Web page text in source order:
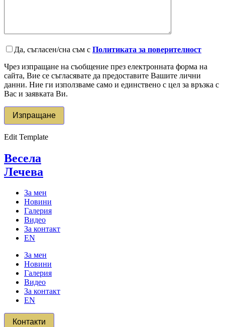
Да, съгласен/сна съм с Политиката за поверителност
Чрез изпращане на съобщение през електронната форма на
сайта, Вие се съгласявате да предоставите Вашите лични
данни. Ние ги използваме само и единствено с цел за връзка с
Вас и заявката Ви.
Edit Template
Весела
Лечева
За мен
Новини
Галерия
Видео
За контакт
EN
За мен
Новини
Галерия
Видео
За контакт
EN
Контакти